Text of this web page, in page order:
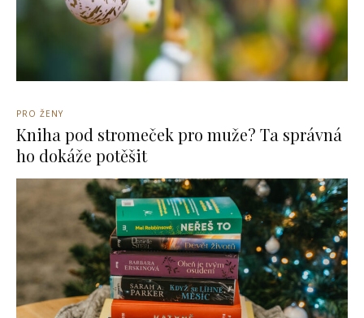
PRO ŽENY
Kniha pod stromeček pro muže? Ta správná
ho dokáže potěšit